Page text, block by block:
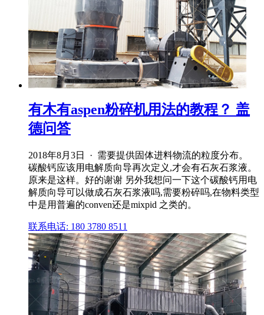
有木有aspen粉碎机用法的教程？ 盖
德问答
2018年8月3日 · 需要提供固体进料物流的粒度分布。
碳酸钙应该用电解质向导再次定义,才会有石灰石浆液。
原来是这样。好的谢谢 另外我想问一下这个碳酸钙用电
解质向导可以做成石灰石浆液吗,需要粉碎吗,在物料类型
中是用普遍的conven还是mixpid 之类的。
联系电话: 180 3780 8511